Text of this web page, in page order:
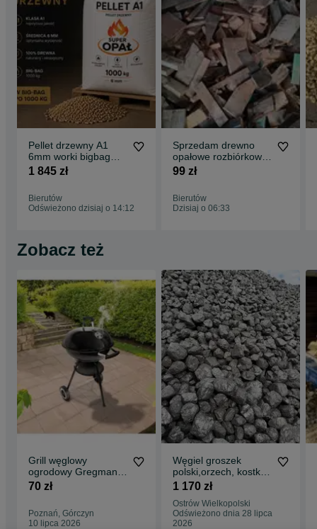
Pellet drzewny A1
6mm worki bigbag
1000kg sprzedaż od
1 tony cena
1 845 zł
Bierutów
Odświeżono dzisiaj o 14:12
Sprzedam drewno
opałowe rozbiórkowe,
suche, cięte, gotowe
do palenia
99 zł
Bierutów
Dzisiaj o 06:33
Zobacz też
Grill węglowy
ogrodowy Gregman
Roast 2.0
70 zł
Poznań, Górczyn
10 lipca 2026
Węgiel groszek
polski,orzech, kostka
skład opału
RUDOWICZ
1 170 zł
Ostrów Wielkopolski
Odświeżono dnia 28 lipca
2026